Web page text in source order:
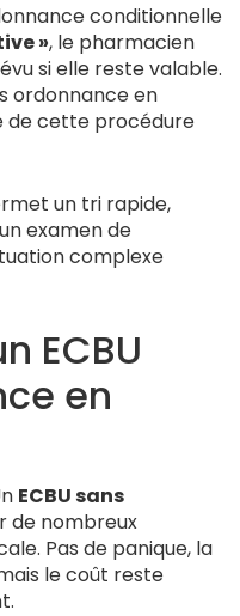
conditionnelle
», le pharmacien
si elle reste valable.
ordonnance en
de cette procédure
un tri rapide,
examen de
complexe
ECBU
en
ECBU sans
de nombreux
Pas de panique, la
le coût reste